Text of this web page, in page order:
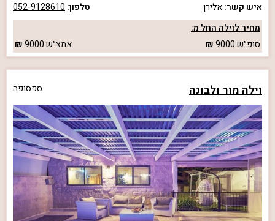
איש קשר:אלירן טלפון: 052-9128610
מחיר לוילה החל מ:
סופ״ש9000 אמצ״ש9000
וילה מור ולבונה ספסופה